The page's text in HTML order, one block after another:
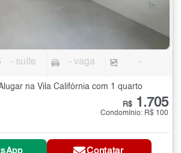
- suíte - vaga -
na Vila Califórnia com 1 quarto
R$ 1.705
Condomínio: R$ 100
Contatar